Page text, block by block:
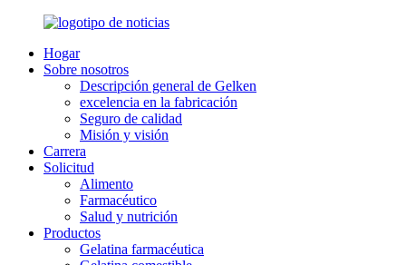
Hogar
Sobre nosotros
Descripción general de Gelken
excelencia en la fabricación
Seguro de calidad
Misión y visión
Carrera
Solicitud
Alimento
Farmacéutico
Salud y nutrición
Productos
Gelatina farmacéutica